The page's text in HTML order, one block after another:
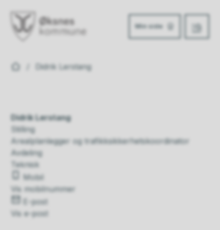
Min side
Meny
Du er her:Didrik Lerstang
Didrik Lerstang
Stilling
Arealplanlegger og trafikksikkerhetskoordinator
Avdeling
Teknisk
Mobil
Vis mobilnummer
E-post
Vis e-post